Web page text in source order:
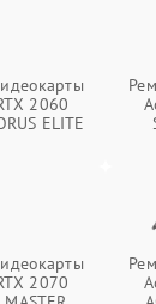
2060
ELITE
2070